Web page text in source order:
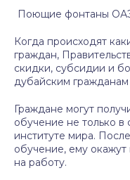
Поющие фонтаны
Когда происходят
граждан,
скидки, субсидии и
дубайским гражданам
Граждане могут
обучение не только
институте мира.
обучение, ему
на работу.